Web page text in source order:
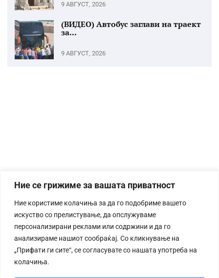
Ние се грижиме за вашата приватност
Ние користиме колачиња за да го подобриме вашето
искуство со прелистување, да опслужуваме
персонализирани реклами или содржини и да го
анализираме нашиот сообраќај. Со кликнување на
„Прифати ги сите“, се согласувате со нашата употреба на
колачиња.
9 АВГУСТ, 2026
(ВИДЕО) Автобус заглави на траект
за...
9 АВГУСТ, 2026